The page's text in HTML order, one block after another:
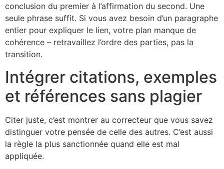
conclusion du premier à l’affirmation du second. Une
seule phrase suffit. Si vous avez besoin d’un paragraphe
entier pour expliquer le lien, votre plan manque de
cohérence – retravaillez l’ordre des parties, pas la
transition.
Intégrer citations, exemples
et références sans plagier
Citer juste, c’est montrer au correcteur que vous savez
distinguer votre pensée de celle des autres. C’est aussi
la règle la plus sanctionnée quand elle est mal
appliquée.